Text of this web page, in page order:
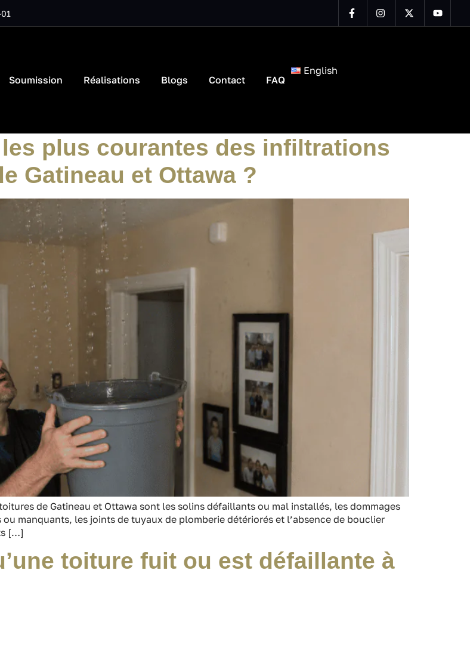
Soumission Réalisations Blogs Contact FAQ
English
plus courantes des infiltrations
Gatineau et Ottawa ?
de Gatineau et Ottawa sont les solins défaillants ou mal installés, les dommages
manquants, les joints de tuyaux de plomberie détériorés et l’absence de bouclier
[…]
toiture fuit ou est défaillante à